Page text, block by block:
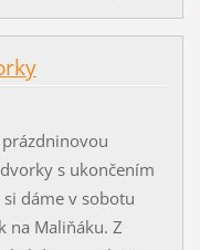
s ukončením
si dáme v sobotu
na Maliňáku. Z